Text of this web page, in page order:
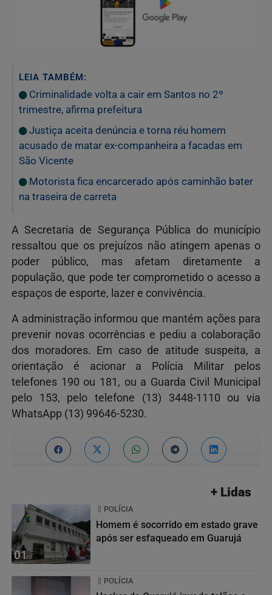
LEIA TAMBÉM:
Criminalidade volta a cair em Santos no 2º
trimestre, afirma prefeitura
Justiça aceita denúncia e torna réu homem
acusado de matar ex-companheira a facadas em
São Vicente
Motorista fica encarcerado após caminhão bater
na traseira de carreta
A Secretaria de Segurança Pública do município
ressaltou que os prejuízos não atingem apenas o
poder público, mas afetam diretamente a
população, que pode ter comprometido o acesso a
espaços de esporte, lazer e convivência.
A administração informou que mantém ações para
prevenir novas ocorrências e pediu a colaboração
dos moradores. Em caso de atitude suspeita, a
orientação é acionar a Polícia Militar pelos
telefones 190 ou 181, ou a Guarda Civil Municipal
pelo 153, pelo telefone (13) 3448-1110 ou via
WhatsApp (13) 99646-5230.
+ Lidas
01
POLÍCIA
Homem é socorrido em estado grave
após ser esfaqueado em Guarujá
POLÍCIA